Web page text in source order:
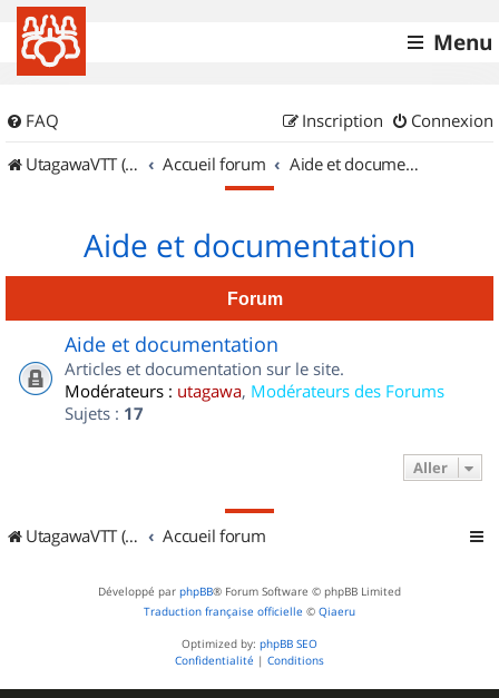
Menu
FAQ Connexion
Inscription
UtagawaVTT (Randos VTT et VTTAE avec traces GPS)
Accueil forum Aide et documentation
Aide et documentation
Forum
Aide et documentation
Articles et documentation sur le site.
Modérateurs : utagawa, Modérateurs des Forums
Sujets : 17
Aller
UtagawaVTT (Randos VTT et VTTAE avec traces GPS) Accueil forum
Développé par phpBB® Forum Software © phpBB Limited
Traduction française officielle © Qiaeru
Optimized by: phpBB SEO
Confidentialité | Conditions